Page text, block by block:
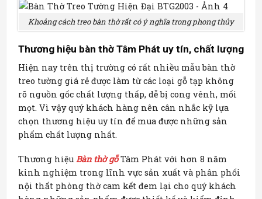
Khoảng cách treo bàn thờ rất có ý nghĩa trong phong thủy
Thương hiệu bàn thờ Tâm Phát uy tín, chất lượng
Hiện nay trên thị trường có rất nhiều mẫu bàn thờ
treo tường giá rẻ được làm từ các loại gỗ tạp không
rõ nguồn gốc chất lượng thấp, dễ bị cong vênh, mối
mọt. Vì vậy quý khách hàng nên cân nhắc kỹ lựa
chọn thương hiệu uy tín để mua được những sản
phẩm chất lượng nhất.
Thương hiệu Bàn thờ gỗTâm Phát với hơn 8 năm
kinh nghiệm trong lĩnh vực sản xuất và phân phối
nội thất phòng thờ cam kết đem lại cho quý khách